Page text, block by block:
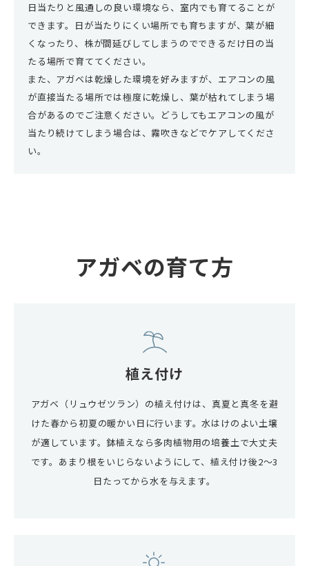
日当たりと風通しの良い環境なら、室内でも育てることが
できます。日が当たりにくい場所でも育ちますが、葉が細
くなったり、株が間延びしてしまうのでできるだけ日の当
たる場所で育ててください。
また、アガベは乾燥した環境を好みますが、エアコンの風
が直接当たる場所では極度に乾燥し、葉が枯れてしまう場
合があるのでご注意ください。どうしてもエアコンの風が
当たり続けてしまう場合は、霧吹きなどでケアしてくださ
い。
アガベの育て方
植え付け
アガベ（リュウゼツラン）の植え付けは、真夏と真冬を避
けた春から初夏の暖かい日に行います。水はけのよい土壌
が適しています。鉢植えなら多肉植物用の培養土で大丈夫
です。あまり根をいじらないようにして、植え付け後2～3
日たってから水を与えます。